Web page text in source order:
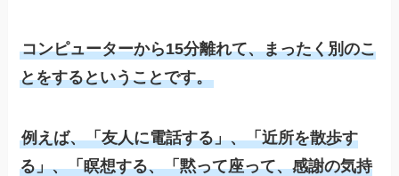
コンピューターから15分離れて、まったく別のこ
とをするということです。
例えば、「友人に電話する」、「近所を散歩す
る」、「瞑想する、「黙って座って、感謝の気持